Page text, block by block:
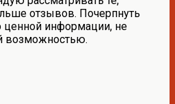
отзывов. Почерпнуть
информации, не
возможностью.